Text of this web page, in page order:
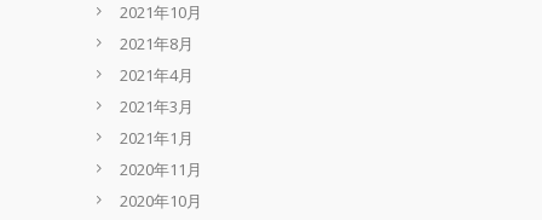
2021年10月
2021年8月
2021年4月
2021年3月
2021年1月
2020年11月
2020年10月